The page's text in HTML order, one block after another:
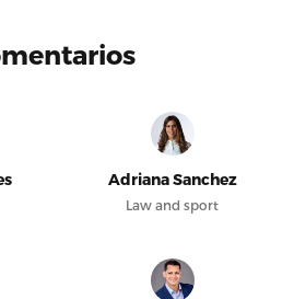
Adriana Sanchez
Law and sport